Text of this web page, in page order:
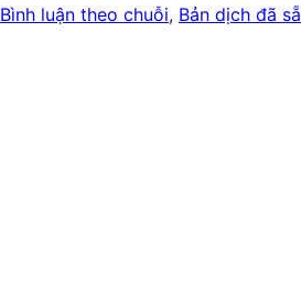
Bình luận theo chuỗi, Bản dịch đã